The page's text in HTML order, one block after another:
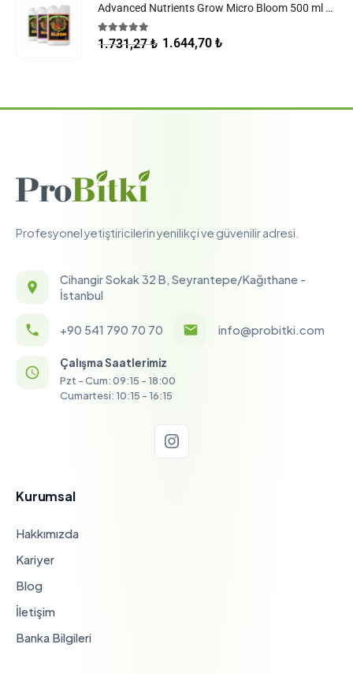
Advanced Nutrients Grow Micro Bloom 500 ml Set
5.005 üzerinden
1.731,27₺ 1.644,70 ₺
Profesyonel yetiştiricilerin yenilikçi ve güvenilir adresi.
Cihangir Sokak 32 B, Seyrantepe/Kağıthane -
İstanbul
+90 541 790 70 70 info@probitki.com
Çalışma Saatlerimiz
Pzt - Cum: 09:15 - 18:00
Cumartesi: 10:15 - 16:15
Kurumsal
Hakkımızda
Kariyer
Blog
İletişim
Banka Bilgileri